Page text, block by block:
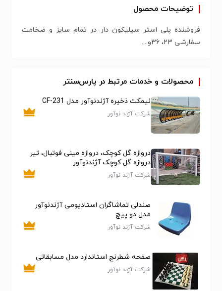
توضیحات محصول
فروشنده پلی استر سیلیکون دار در تمام سایز و ضخامت
سفارشی ۲۳، ۳۶و....
محصولات و خدمات مرتبط در پارس‌سنتر
نیمکت ذخیره آژندنوآور مدل CF-231
شرکت آژند نوآور
دروازه گل کوچک، دروازه مینی فوتبال، تیر
دروازه گل کوچک آژندنوآور
شرکت آژند نوآور
صندلی تماشاگران استادیومی آژندنوآور
مدل دو پیچ
شرکت آژند نوآور
صفحه شطرنج استاندارد مدل مسابقاتی
شرکت آژند نوآور